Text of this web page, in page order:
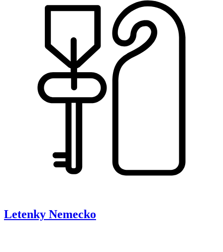
Letenky Nemecko